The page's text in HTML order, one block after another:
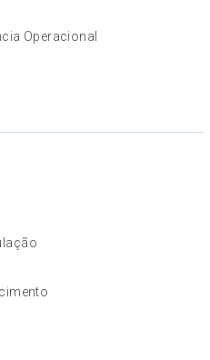
Operacional